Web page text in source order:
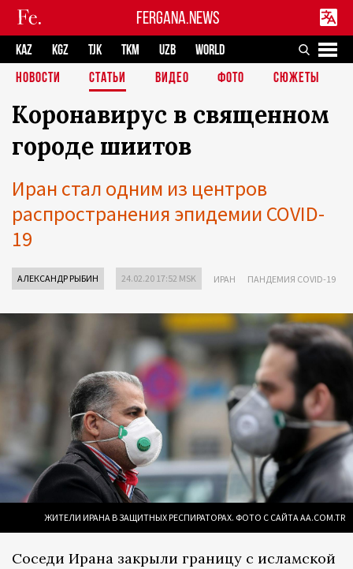
FERGANA.NEWS
KAZ KGZ TJK TKM UZB
WORLD
НОВОСТИ
СТАТЬИ ВИДЕО ФОТО СЮЖЕТЫ
Коронавирус в священном
городе шиитов
Иран стал одним из центров
распространения эпидемии COVID-
19
АЛЕКСАНДР РЫБИН 24.02.20 17:52 MSK ИРАН ПАНДЕМИЯ COVID-19
ЖИТЕЛИ ИРАНА В ЗАЩИТНЫХ РЕСПИРАТОРАХ. ФОТО С САЙТА AA.COM.TR
Соседи Ирана закрыли границу с исламской